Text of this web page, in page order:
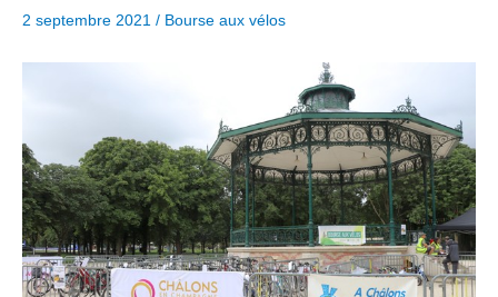
2 septembre 2021 / Bourse aux vélos